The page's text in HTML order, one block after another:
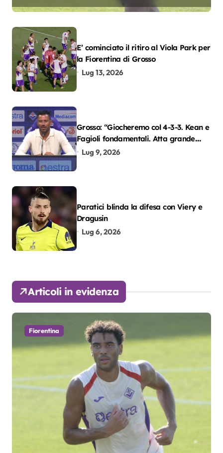
E’ cominciato il ritiro al Viola Park per
la Fiorentina di Grosso
Lug 13, 2026
Grosso: “Giocheremo col 4-3-3. Kean e
Fagioli fondamentali. Atta grande
colpo”
Lug 9, 2026
Paratici blinda la difesa con Viery e
Dragusin
Lug 6, 2026
Articoli in evidenza
Fiorentina